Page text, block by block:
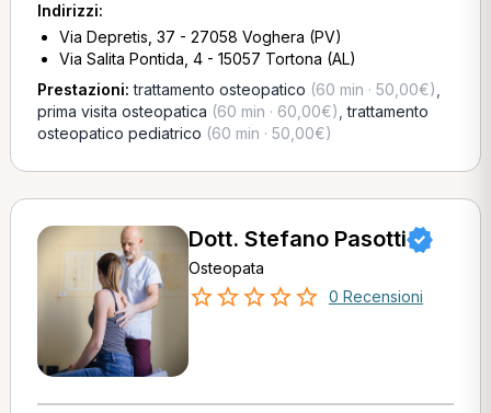
Indirizzi:
Via Depretis, 37 - 27058 Voghera (PV)
Via Salita Pontida, 4 - 15057 Tortona (AL)
Prestazioni:trattamento osteopatico (60 min · 50,00€)
prima visita osteopatica (60 min · 60,00€) ,trattamento
osteopatico pediatrico (60 min · 50,00€)
Dott. Stefano Pasotti
Osteopata
0 Recensioni